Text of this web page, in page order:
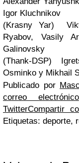
Igor Kluchnikov
(Krasny Yar)
Ryabov, Vasily
Galinovsky
(Thank-DSP)
Osminko y Mikhail
Publicado por
correo electrónico
TwitterCompartir
Etiquetas: deporte,